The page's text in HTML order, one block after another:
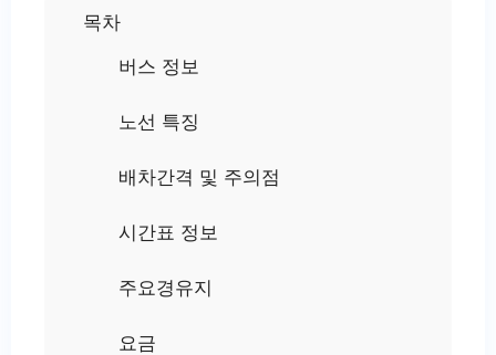
목차
버스 정보
노선 특징
배차간격 및 주의점
시간표 정보
주요경유지
요금